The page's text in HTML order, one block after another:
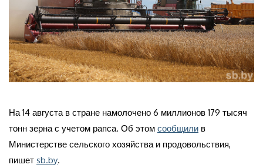
На 14 августа в стране намолочено 6 миллионов 179 тысяч
тонн зерна с учетом рапса. Об этом сообщили в
Министерстве сельского хозяйства и продовольствия,
пишет sb.by.